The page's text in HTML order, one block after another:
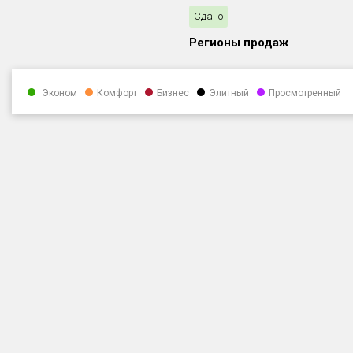
Сдано
Регионы продаж
Эконом Комфорт Бизнес Элитный Просмотренный